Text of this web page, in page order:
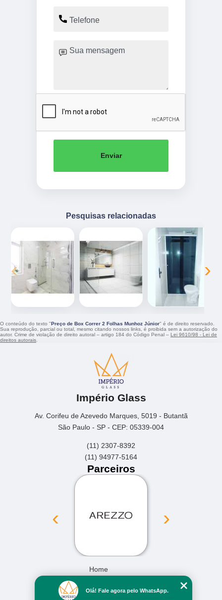
Enviar
Pesquisas relacionadas
‹ ›
O conteúdo do texto "Preço de Box Correr 2 Folhas Munhoz Júnior" é de direito reservado.
Sua reprodução, parcial ou total, mesmo citando nossos links, é proibida sem a autorização do
autor. Crime de violação de direito autoral – artigo 184 do Código Penal – Lei 9610/98 - Lei de
direitos autorais.
Império Glass
Av. Corifeu de Azevedo Marques, 5019 - Butantã
São Paulo - SP - CEP: 05339-004
(11) 2307-8392
(11) 94977-5164
Parceiros
‹ ›
Home
Missão
Olá! Fale agora pelo WhatsApp.